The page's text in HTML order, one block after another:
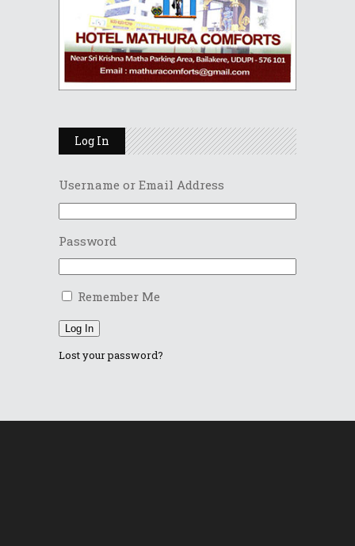
Log In
Username or Email Address
Password
Remember Me
Log In
Lost your password?